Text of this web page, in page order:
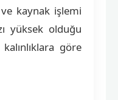
kaynak işlemi
yüksek olduğu
göre